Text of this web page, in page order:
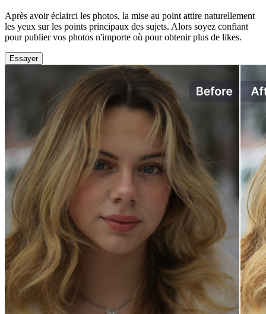
Après avoir éclairci les photos, la mise au point attire naturellement
les yeux sur les points principaux des sujets. Alors soyez confiant
pour publier vos photos n'importe où pour obtenir plus de likes.
Essayer